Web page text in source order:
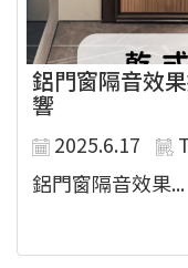
鋁門窗隔音效
響
2025.6.17
鋁門窗隔音效果...